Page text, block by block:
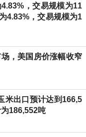
，交易规模为11
4.83%，交易规模为1
，美国房价涨幅收窄
米出口预计达到166,5
186,552吨